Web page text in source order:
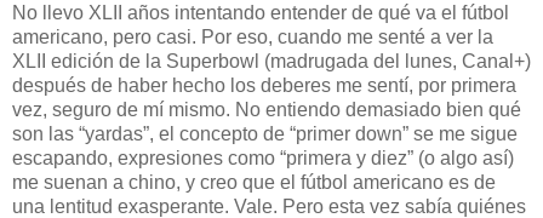
No llevo XLII años intentando entender de qué va el fútbol
americano, pero casi. Por eso, cuando me senté a ver la
XLII edición de la Superbowl (madrugada del lunes, Canal+)
después de haber hecho los deberes me sentí, por primera
vez, seguro de mí mismo. No entiendo demasiado bien qué
son las “yardas”, el concepto de “primer down” se me sigue
escapando, expresiones como “primera y diez” (o algo así)
me suenan a chino, y creo que el fútbol americano es de
una lentitud exasperante. Vale. Pero esta vez sabía quiénes